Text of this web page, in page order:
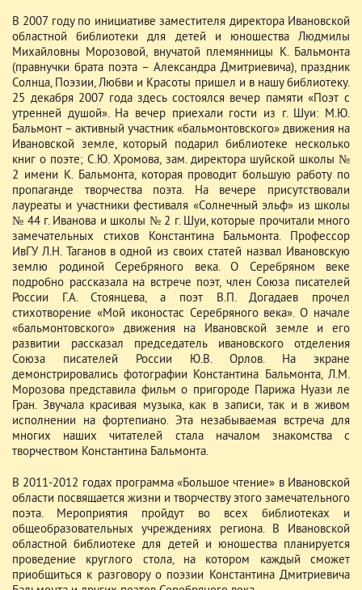
В 2007 году по инициативе заместителя директора Ивановской
областной библиотеки для детей и юношества Людмилы
Михайловны Морозовой, внучатой племянницы К. Бальмонта
(правнучки брата поэта – Александра Дмитриевича), праздник
Солнца, Поэзии, Любви и Красоты пришел и в нашу библиотеку.
25 декабря 2007 года здесь состоялся вечер памяти «Поэт с
утренней душой». На вечер приехали гости из г. Шуи: М.Ю.
Бальмонт – активный участник «бальмонтовского» движения на
Ивановской земле, который подарил библиотеке несколько
книг о поэте; С.Ю. Хромова, зам. директора шуйской школы №
2 имени К. Бальмонта, которая проводит большую работу по
пропаганде творчества поэта. На вечере присутствовали
лауреаты и участники фестиваля «Солнечный эльф» из школы
№ 44 г. Иванова и школы № 2 г. Шуи, которые прочитали много
замечательных стихов Константина Бальмонта. Профессор
ИвГУ Л.Н. Таганов в одной из своих статей назвал Ивановскую
землю родиной Серебряного века. О Серебряном веке
подробно рассказала на встрече поэт, член Союза писателей
России Г.А. Стоянцева, а поэт В.П. Догадаев прочел
стихотворение «Мой иконостас Серебряного века». О начале
«бальмонтовского» движения на Ивановской земле и его
развитии рассказал председатель ивановского отделения
Союза писателей России Ю.В. Орлов. На экране
демонстрировались фотографии Константина Бальмонта, Л.М.
Морозова представила фильм о пригороде Парижа Нуази ле
Гран. Звучала красивая музыка, как в записи, так и в живом
исполнении на фортепиано. Эта незабываемая встреча для
многих наших читателей стала началом знакомства с
творчеством Константина Бальмонта.
В 2011-2012 годах программа «Большое чтение» в Ивановской
области посвящается жизни и творчеству этого замечательного
поэта. Мероприятия пройдут во всех библиотеках и
общеобразовательных учреждениях региона. В Ивановской
областной библиотеке для детей и юношества планируется
проведение круглого стола, на котором каждый сможет
приобщиться к разговору о поэзии Константина Дмитриевича